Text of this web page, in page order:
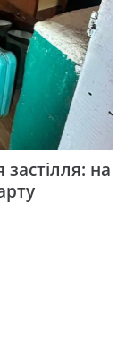
на